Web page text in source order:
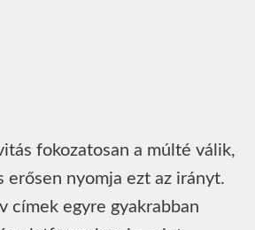
fokozatosan a múlté válik,
erősen nyomja ezt az irányt.
címek egyre gyakrabban